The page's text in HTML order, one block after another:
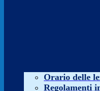
Orario delle
Regolamenti